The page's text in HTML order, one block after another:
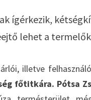
ígérkezik,
lehet a
illetve
főtitkára. Pótsa